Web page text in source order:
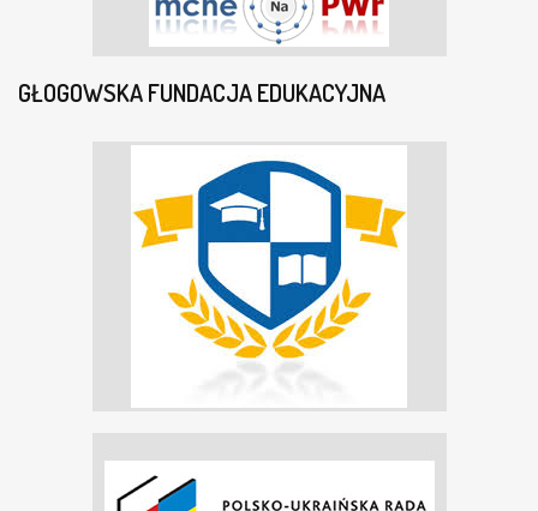
GŁOGOWSKA FUNDACJA EDUKACYJNA